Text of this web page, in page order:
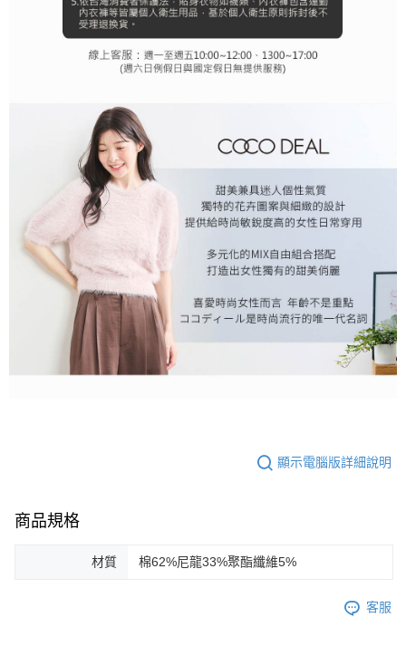
顯示電腦版詳細說明
商品規格
材質 棉62%尼龍33%聚酯纖維5%
客服